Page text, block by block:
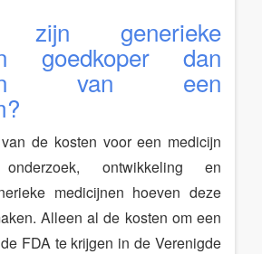
zijn generieke
goedkoper dan
van een
de kosten voor een medicijn
ontwikkeling en
medicijnen hoeven deze
Alleen al de kosten om een
FDA te krijgen in de Verenigde